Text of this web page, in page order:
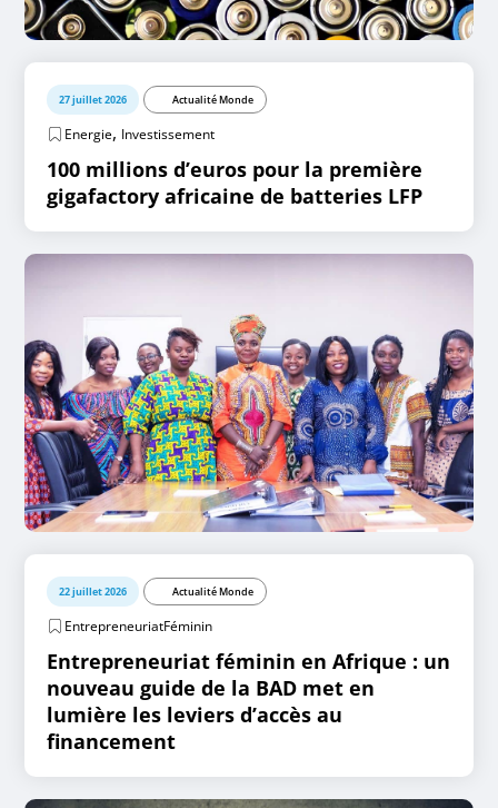
27 juillet 2026 Actualité Monde
Energie, Investissement
100 millions d’euros pour la première
gigafactory africaine de batteries LFP
22 juillet 2026 Actualité Monde
EntrepreneuriatFéminin
Entrepreneuriat féminin en Afrique : un
nouveau guide de la BAD met en
lumière les leviers d’accès au
financement